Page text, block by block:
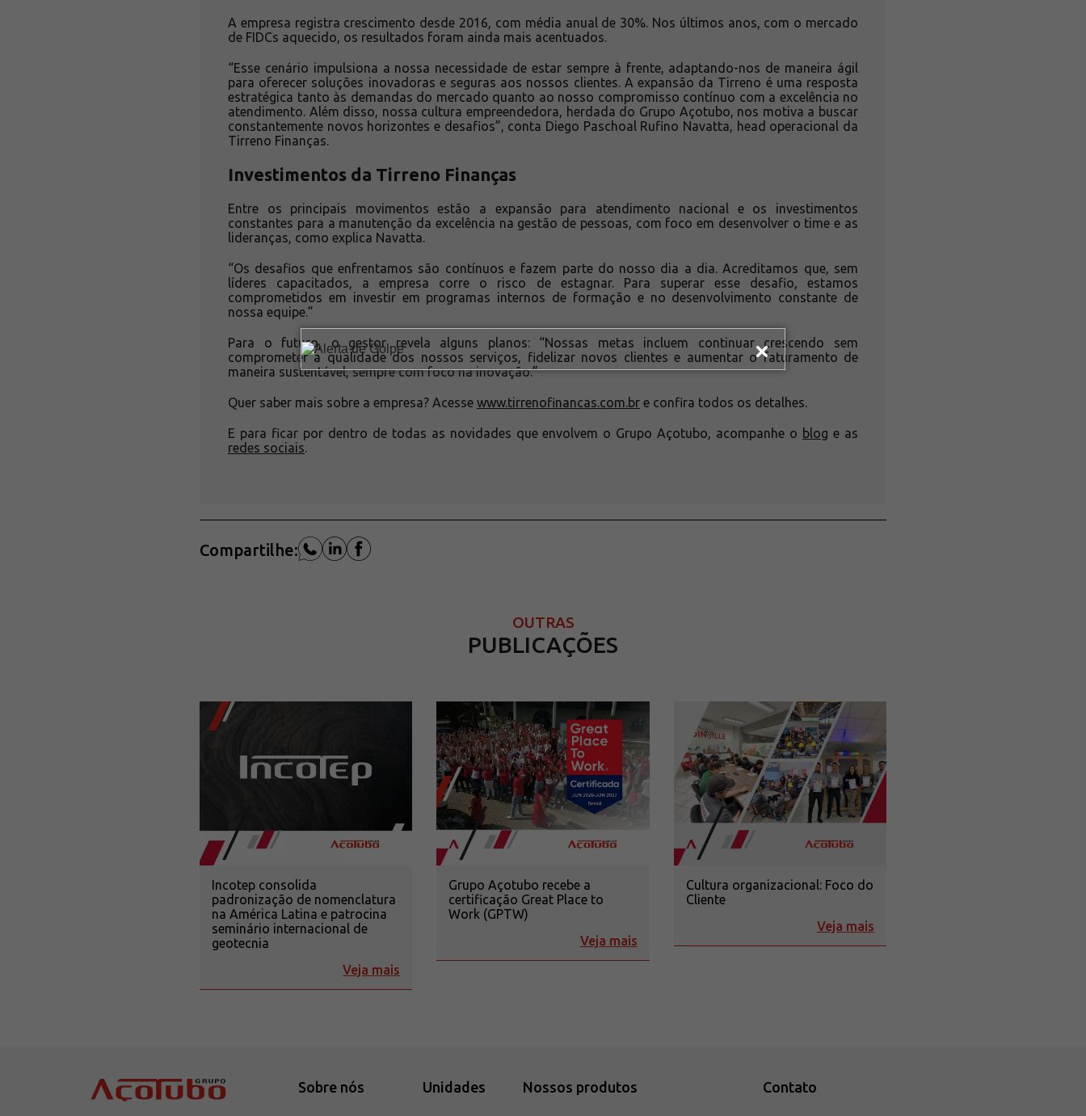
A empresa registra crescimento desde 2016, com média anual de 30%. Nos últimos anos, com o mercado
de FIDCs aquecido, os resultados foram ainda mais acentuados.
“Esse cenário impulsiona a nossa necessidade de estar sempre à frente, adaptando-nos de maneira ágil
para oferecer soluções inovadoras e seguras aos nossos clientes. A expansão da Tirreno é uma resposta
estratégica tanto às demandas do mercado quanto ao nosso compromisso contínuo com a excelência no
atendimento. Além disso, nossa cultura empreendedora, herdada do Grupo Açotubo, nos motiva a buscar
constantemente novos horizontes e desafios”, conta Diego Paschoal Rufino Navatta, head operacional da
Tirreno Finanças.
Investimentos da Tirreno Finanças
Entre os principais movimentos estão a expansão para atendimento nacional e os investimentos
constantes para a manutenção da excelência na gestão de pessoas, com foco em desenvolver o time e as
lideranças, como explica Navatta.
“Os desafios que enfrentamos são contínuos e fazem parte do nosso dia a dia. Acreditamos que, sem
líderes capacitados, a empresa corre o risco de estagnar. Para superar esse desafio, estamos
comprometidos em investir em programas internos de formação e no desenvolvimento constante de
nossa equipe.”
Para o futuro, o gestor revela alguns planos: “Nossas metas incluem continuar crescendo sem
comprometer a qualidade dos nossos serviços, fidelizar novos clientes e aumentar o faturamento de
maneira sustentável, sempre com foco na inovação.”
Quer saber mais sobre a empresa? Acesse www.tirrenofinancas.com.br e confira todos os detalhes.
E para ficar por dentro de todas as novidades que envolvem o Grupo Açotubo, acompanhe o blog e as
redes sociais.
Compartilhe:
OUTRAS
PUBLICAÇÕES
Incotep consolida
padronização de nomenclatura
na América Latina e patrocina
seminário internacional de
geotecnia
Veja mais
Grupo Açotubo recebe a
certificação Great Place to
Work (GPTW)
Veja mais
Cultura organizacional: Foco do
Cliente
Veja mais
Sobre nós Unidades Nossos produtos Contato